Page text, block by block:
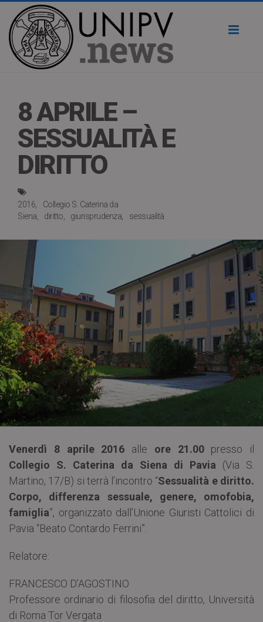
8 APRILE –
SESSUALITÀ E
DIRITTO
2016
Collegio S. Caterina da
Siena
diritto giurisprudenza sessualità
Venerdì 8 aprile 2016 alle ore 21.00presso il
Collegio S. Caterina da Siena di Pavia (Via S.
Martino, 17/B) si terrà l’incontro “Sessualità e diritto.
Corpo, differenza sessuale, genere, omofobia,
famiglia”, organizzato dall’Unione Giuristi Cattolici di
Pavia “Beato Contardo Ferrini”.
Relatore:
FRANCESCO D’AGOSTINO
Professore ordinario di filosofia del diritto, Università
di Roma Tor Vergata